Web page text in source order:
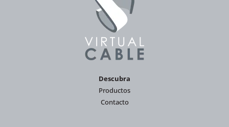
Descubra
Productos
Contacto